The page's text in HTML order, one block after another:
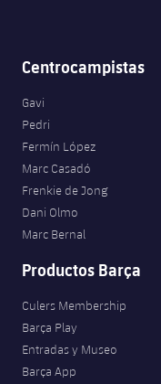
Centrocampistas
Gavi
Pedri
Fermín López
Marc Casadó
Frenkie de Jong
Dani Olmo
Marc Bernal
Productos Barça
Culers Membership
Barça Play
Entradas y Museo
Barça App